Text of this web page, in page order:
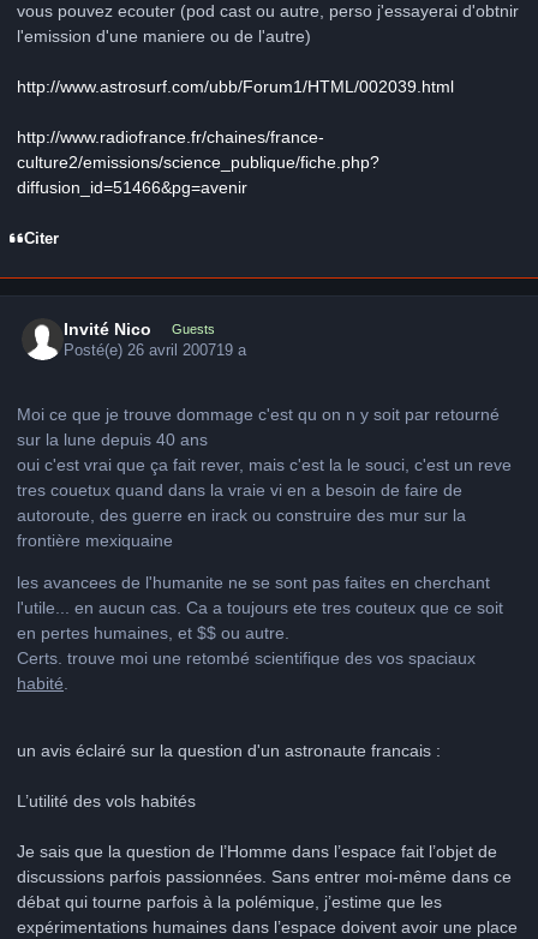
vous pouvez ecouter (pod cast ou autre, perso j'essayerai d'obtnir
l'emission d'une maniere ou de l'autre)
http://www.astrosurf.com/ubb/Forum1/HTML/002039.html
http://www.radiofrance.fr/chaines/france-
culture2/emissions/science_publique/fiche.php?
diffusion_id=51466&pg=avenir
Citer
Invité Nico Guests
Posté(e)26 avril 200719 a
Moi ce que je trouve dommage c'est qu on n y soit par retourné
sur la lune depuis 40 ans
oui c'est vrai que ça fait rever, mais c'est la le souci, c'est un reve
tres couetux quand dans la vraie vi en a besoin de faire de
autoroute, des guerre en irack ou construire des mur sur la
frontière mexiquaine
les avancees de l'humanite ne se sont pas faites en cherchant
l'utile... en aucun cas. Ca a toujours ete tres couteux que ce soit
en pertes humaines, et $$ ou autre.
Certs. trouve moi une retombé scientifique des vos spaciaux
habité
un avis éclairé sur la question d'un astronaute francais :
L’utilité des vols habités
Je sais que la question de l’Homme dans l’espace fait l’objet de
discussions parfois passionnées. Sans entrer moi-même dans ce
débat qui tourne parfois à la polémique, j’estime que les
expérimentations humaines dans l’espace doivent avoir une place